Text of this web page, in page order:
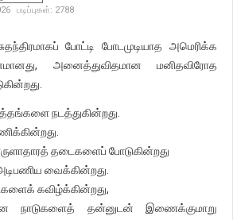
படிப்புகள்: 2788
போட்டி போடமுடியாத அமெரிக்க
அனைத்துவிதமான மனிதவிரோத
நடத்துகின்றது.
தடைகளைப் போடுகின்றது
வைக்கின்றது.
கவிழ்க்கின்றது,
தன்னுடன் இணைக்குமாறு